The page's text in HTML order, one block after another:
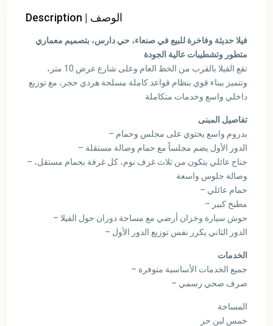
Description | الوصف
فيلا حديثة وفاخرة للبيع في صنعاء، حي دارس، بتصميم معماري
متطور وتشطيبات عالية الجودة
تقع الفيلا بالقرب من الخط العام وعلى شارع عرض 10 متر،
وتتميز ببناء قوي بنظام قواعد كاملة مسلحة هردي حجر، مع توزيع
داخلي واسع وخدمات متكاملة
تفاصيل المبنى
– بدروم واسع يحتوي على مجلس وحمام
– الدور الأول يضم مجلساً مع حمام وصالة مستقلة
– جناح عائلي يتكون من ثلاث غرف نوم، كل غرفة بحمام مستقل،
وصالة جلوس واسعة
– حمام عائلي
– مطبخ كبير
– حوش سيارة وخزان أرضي مع مساحة دوران حول الفيلا
– الدور الثاني يكرر نفس توزيع الدور الأول
الخدمات
– جميع الخدمات الأساسية متوفرة
– صرف صحي رسمي
المساحة
خمس لبن حر